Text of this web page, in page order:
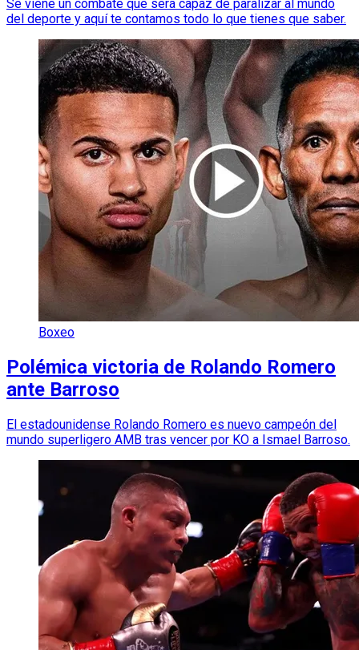
Se viene un combate que será capaz de paralizar al mundo
del deporte y aquí te contamos todo lo que tienes que saber.
Boxeo
Polémica victoria de Rolando Romero
ante Barroso
El estadounidense Rolando Romero es nuevo campeón del
mundo superligero AMB tras vencer por KO a Ismael Barroso.